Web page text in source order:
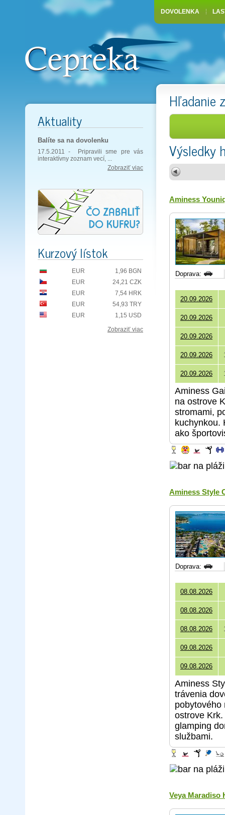
Hľadanie
Výsledky
Aminess
Doprava:
20.09.2026
20.09.2026
20.09.2026
20.09.2026
20.09.2026
Aminess
na ostrove
stromami,
kuchynkou.
ako
Aminess Style
Doprava:
08.08.2026
08.08.2026
08.08.2026
09.08.2026
09.08.2026
Aminess
trávenia
pobytového
ostrove
glamping
službami.
Veya Maradiso
Aktuality
Balíte sa na dovolenku
17.5.2011 - Pripravili sme pre vás
interaktívny zoznam vecí, ...
Zobraziť viac
Kurzový lístok
EUR
1,96 BGN
EUR
24,21 CZK
EUR
7,54 HRK
EUR
54,93 TRY
EUR
1,15 USD
Zobraziť viac
DOVOLENKA